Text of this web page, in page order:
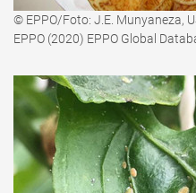
© EPPO/Foto: J.E. Munyaneza,
EPPO (2020) EPPO Global